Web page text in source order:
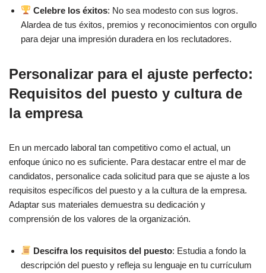
Celebre los éxitos: No sea modesto con sus logros.
Alardea de tus éxitos, premios y reconocimientos con orgullo
para dejar una impresión duradera en los reclutadores.
Personalizar para el ajuste perfecto:
Requisitos del puesto y cultura de
la empresa
En un mercado laboral tan competitivo como el actual, un
enfoque único no es suficiente. Para destacar entre el mar de
candidatos, personalice cada solicitud para que se ajuste a los
requisitos específicos del puesto y a la cultura de la empresa.
Adaptar sus materiales demuestra su dedicación y
comprensión de los valores de la organización.
Descifra los requisitos del puesto: Estudia a fondo la
descripción del puesto y refleja su lenguaje en tu currículum